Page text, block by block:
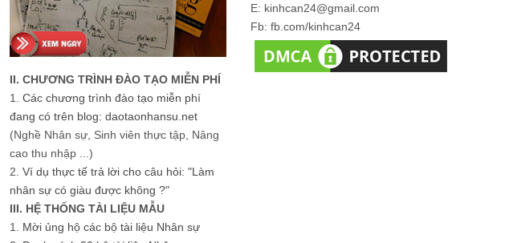
II. CHƯƠNG TRÌNH ĐÀO TẠO MIỄN PHÍ
1. Các chương trình đào tạo miễn phí
đang có trên blog: daotaonhansu.net
(Nghề Nhân sự, Sinh viên thực tập, Nâng
cao thu nhập ...)
2. Ví dụ thực tế trả lời cho câu hỏi: "Làm
nhân sự có giàu được không ?"
III. HỆ THỐNG TÀI LIỆU MẪU
1. Mời ủng hộ các bộ tài liệu Nhân sự
E: kinhcan24@gmail.com
Fb: fb.com/kinhcan24